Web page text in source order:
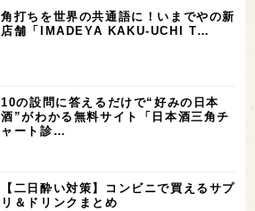
角打ちを世界の共通語に！いまでやの新
店舗「IMADEYA KAKU-UCHI T…
10の設問に答えるだけで“好みの日本
酒”がわかる無料サイト「日本酒三角チ
ャート診…
【二日酔い対策】コンビニで買えるサプ
リ＆ドリンクまとめ